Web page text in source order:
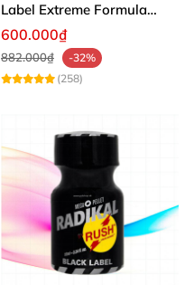
Label Extreme Formula
30ml
600.000₫
882.000₫
-32%
(258)